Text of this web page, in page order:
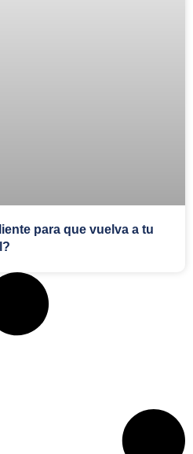
para que vuelva a tu